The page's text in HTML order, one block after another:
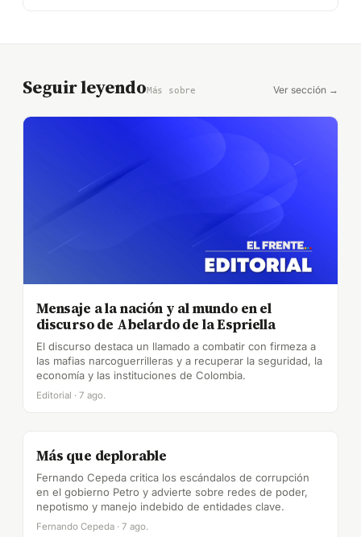
Seguir leyendoMás sobre Ver sección →
Mensaje a la nación y al mundo en el
discurso de Abelardo de la Espriella
El discurso destaca un llamado a combatir con firmeza a
las mafias narcoguerrilleras y a recuperar la seguridad, la
economía y las instituciones de Colombia.
Editorial · 7 ago.
Más que deplorable
Fernando Cepeda critica los escándalos de corrupción
en el gobierno Petro y advierte sobre redes de poder,
nepotismo y manejo indebido de entidades clave.
Fernando Cepeda · 7 ago.